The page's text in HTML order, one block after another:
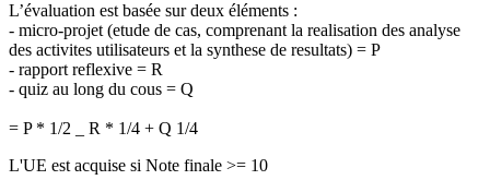
L’évaluation est basée sur deux éléments :
- micro-projet (etude de cas, comprenant la realisation des analyse
des activites utilisateurs et la synthese de resultats) = P
- rapport reflexive = R
- quiz au long du cous = Q
= P * 1/2 _ R * 1/4 + Q 1/4
L'UE est acquise si Note finale >= 10